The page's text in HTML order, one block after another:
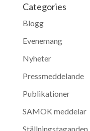
Categories
Blogg
Evenemang
Nyheter
Pressmeddelande
Publikationer
SAMOK meddelar
Ställningstaganden